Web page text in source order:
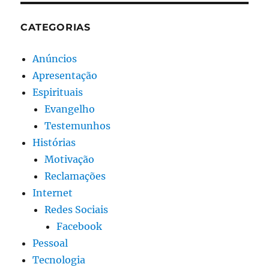
CATEGORIAS
Anúncios
Apresentação
Espirituais
Evangelho
Testemunhos
Histórias
Motivação
Reclamações
Internet
Redes Sociais
Facebook
Pessoal
Tecnologia